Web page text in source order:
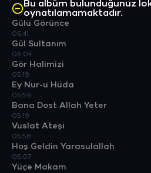
Bu albüm bulunduğunuz
oynatılamamaktadır.
Gülü Görünce
06:41
Gül Sultanım
06:04
Gör Halimizi
05:19
Ey Nur-u Hüda
05:59
Bana Dost Allah Yeter
05:19
Vuslat Ateşi
05:58
Hoş Geldin Yarasulallah
05:07
Yüçe Makam